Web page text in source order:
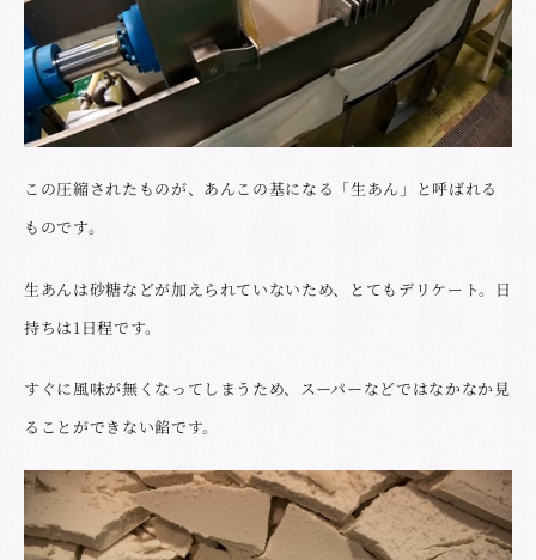
この圧縮されたものが、あんこの基になる「生あん」と呼ばれる
ものです。
生あんは砂糖などが加えられていないため、とてもデリケート。日
持ちは1日程です。
すぐに風味が無くなってしまうため、スーパーなどではなかなか見
ることができない餡です。